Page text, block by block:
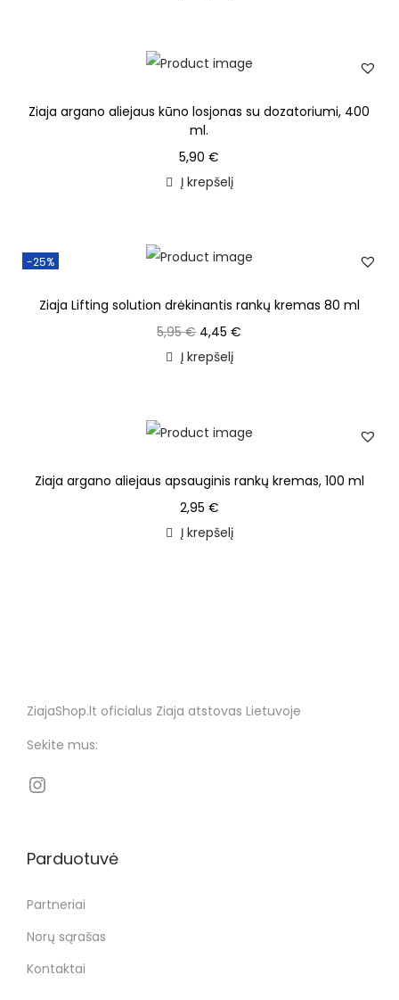
Ziaja argano aliejaus kūno losjonas su dozatoriumi, 400
ml.
5,90€
Į krepšelį
-25%
Ziaja Lifting solution drėkinantis rankų kremas 80 ml
5,95€ 4,45€
Į krepšelį
Ziaja argano aliejaus apsauginis rankų kremas, 100 ml
2,95 €
Į krepšelį
ZiajaShop.lt oficialus Ziaja atstovas Lietuvoje
Sekite mus:
Parduotuvė
Partneriai
Norų sąrašas
Kontaktai